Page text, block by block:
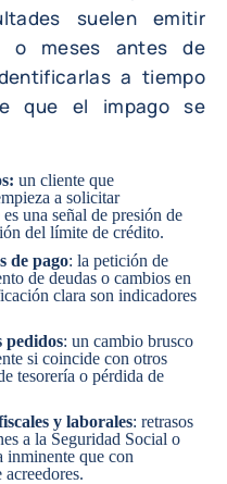
suelen emitir
o meses antes de
a tiempo
que el impago se
un cliente que
a solicitar
una señal de presión de
del límite de crédito.
de pago: la petición de
de deudas o cambios en
clara son indicadores
pedidos: un cambio brusco
si coincide con otros
tesorería o pérdida de
y laborales: retrasos
a la Seguridad Social o
inminente que con